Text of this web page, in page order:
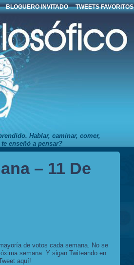
BLOGUERO INVITADO TWEETS FAVORITOS
Hablar, caminar, comer,
enseñó a pensar?
– 11 De
de votos cada semana. No se
semana. Y sigan Twiteando en
aquí!